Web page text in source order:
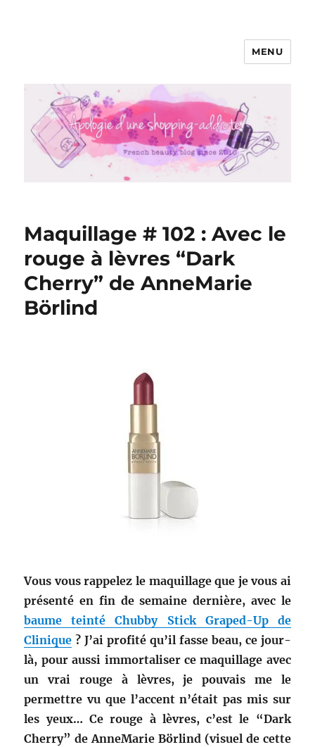
Apologie d'une Shopping-addicte
MENU
Maquillage # 102 : Avec le
rouge à lèvres “Dark
Cherry” de AnneMarie
Börlind
Vous vous rappelez le maquillage que je vous ai
présenté en fin de semaine dernière, avec le
baume teinté Chubby Stick Graped-Up de
Clinique ? J’ai profité qu’il fasse beau, ce jour-
là, pour aussi immortaliser ce maquillage avec
un vrai rouge à lèvres, je pouvais me le
permettre vu que l’accent n’était pas mis sur
les yeux… Ce rouge à lèvres, c’est le “Dark
Cherry” de AnneMarie Börlind (visuel de cette